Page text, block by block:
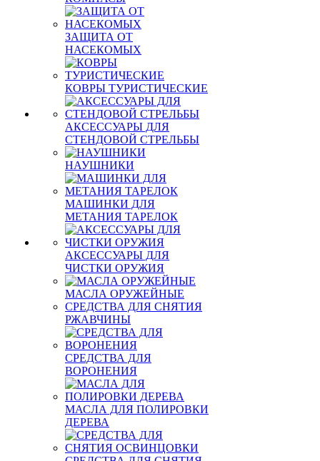
ЗАЩИТА ОТ
НАСЕКОМЫХ
КОВРЫ ТУРИСТИЧЕСКИЕ
АКСЕССУАРЫ ДЛЯ
СТЕНДОВОЙ СТРЕЛЬБЫ
НАУШНИКИ
МАШИНКИ ДЛЯ
МЕТАНИЯ ТАРЕЛОК
АКСЕССУАРЫ ДЛЯ
ЧИСТКИ ОРУЖИЯ
МАСЛА ОРУЖЕЙНЫЕ
СРЕДСТВА ДЛЯ СНЯТИЯ
РЖАВЧИНЫ
СРЕДСТВА ДЛЯ
ВОРОНЕНИЯ
МАСЛА ДЛЯ ПОЛИРОВКИ
ДЕРЕВА